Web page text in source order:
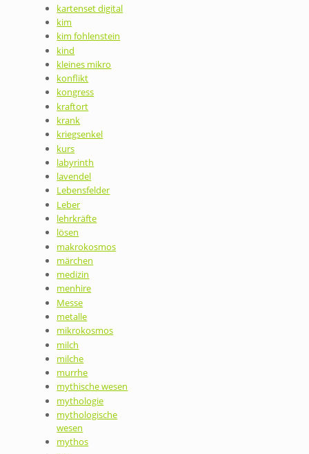
kartenset digital
kim
kim fohlenstein
kind
kleines mikro
konflikt
kongress
kraftort
krank
kriegsenkel
kurs
labyrinth
lavendel
Lebensfelder
Leber
lehrkräfte
lösen
makrokosmos
märchen
medizin
menhire
Messe
metalle
mikrokosmos
milch
milche
murrhe
mythische wesen
mythologie
mythologische
wesen
mythos